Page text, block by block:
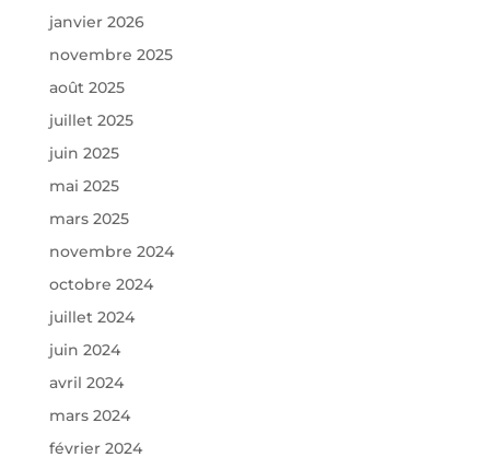
janvier 2026
novembre 2025
août 2025
juillet 2025
juin 2025
mai 2025
mars 2025
novembre 2024
octobre 2024
juillet 2024
juin 2024
avril 2024
mars 2024
février 2024